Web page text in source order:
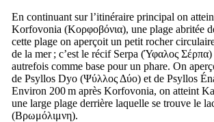
En continuant sur l’itinéraire principal on
Korfovonia (Κορφοβόνια), une plage abritée
cette plage on aperçoit un petit rocher
de la mer ; c’est le récif Serpa (Ύφαλος Σέρπα)
autrefois comme base pour un phare. On
de Psyllos Dyo (Ψύλλος Δύο) et de Psyllos
Environ 200 m après Korfovonia, on atteint
une large plage derrière laquelle se trouve le
(Βρωμόλιμνη).